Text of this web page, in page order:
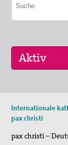
Internationale
pax christi
pax christi –